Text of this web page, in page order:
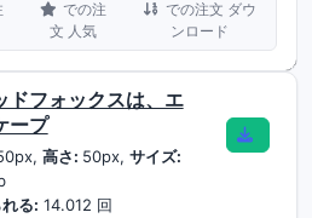
での注
文 人気
での注文 ダウ
ンロード
ドフォックスは、エ
ープ
高さ: 50px, サイズ:
る: 14.012 回